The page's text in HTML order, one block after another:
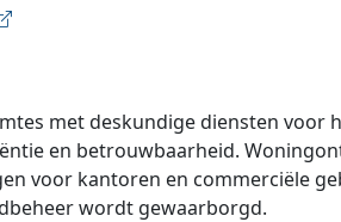
met deskundige diensten voor
en betrouwbaarheid.
voor kantoren en commerciële
wordt gewaarborgd.